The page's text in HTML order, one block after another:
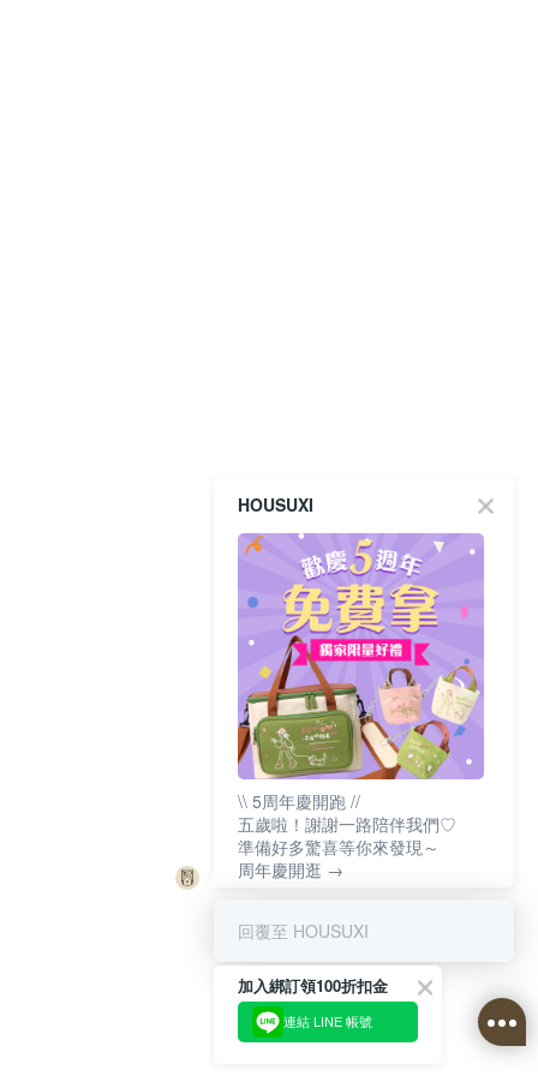
HOUSUXI
\\ 5周年慶開跑 //
五歲啦！謝謝一路陪伴我們♡
準備好多驚喜等你來發現～
周年慶開逛 →
回覆至 HOUSUXI
加入綁訂領100折扣金
連結 LINE 帳號